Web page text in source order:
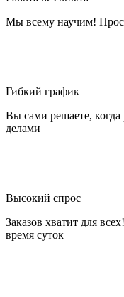
Мы всему научим!
Гибкий график
Вы сами решаете,
делами
Высокий спрос
Заказов хватит для
время суток